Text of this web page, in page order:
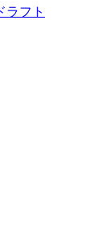
ラフト